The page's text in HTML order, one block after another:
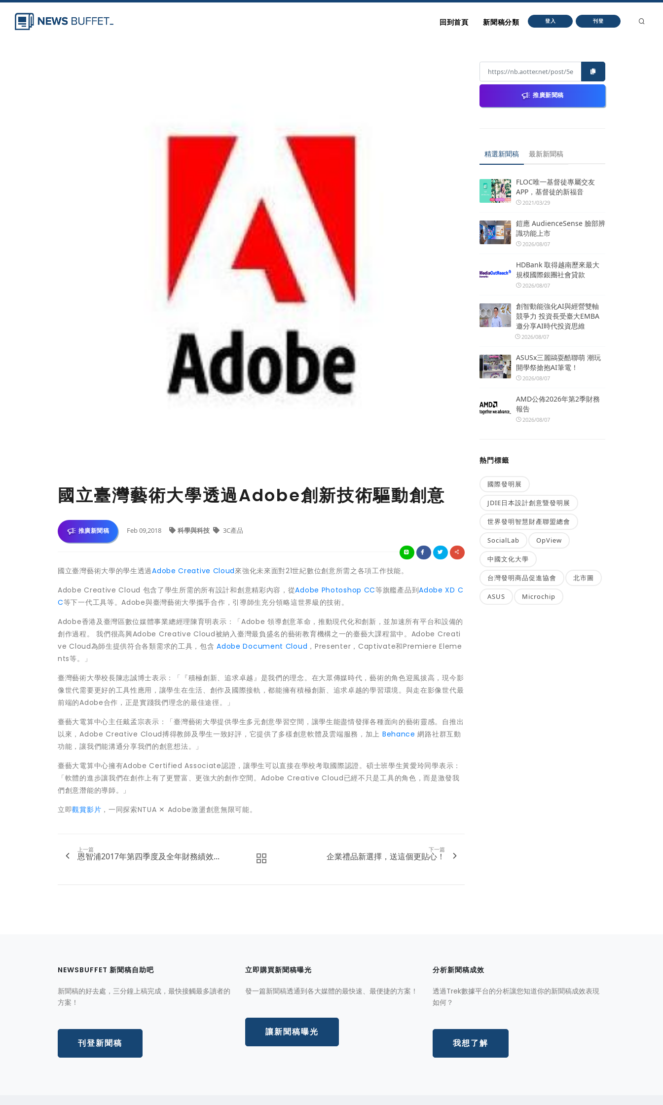
回到首頁 新聞稿分類 登入 刊登
國立臺灣藝術大學透過Adobe創新技術驅動創意
推廣新聞稿 Feb 09,2018 科學與科技 3C產品
國立臺灣藝術大學的學生透過Adobe Creative Cloud來強化未來面對21世紀數位創意所需之各項工作技能。
Adobe Creative Cloud 包含了學生所需的所有設計和創意精彩內容，從Adobe Photoshop CC等旗艦產品到Adobe XD C
C等下一代工具等。Adobe與臺灣藝術大學攜手合作，引導師生充分領略這世界級的技術。
Adobe香港及臺灣區數位媒體事業總經理陳育明表示：「Adobe 領導創意革命，推動現代化和創新，並加速所有平台和設備的
創作過程。 我們很高興Adobe Creative Cloud被納入臺灣最負盛名的藝術教育機構之一的臺藝大課程當中。Adobe Creati
ve Cloud為師生提供符合各類需求的工具，包含Adobe Document Cloud ，Presenter，Captivate和Premiere Eleme
nts等。」
臺灣藝術大學校長陳志誠博士表示：「『積極創新、追求卓越』是我們的理念。在大眾傳媒時代，藝術的角色迎風拔高，現今影
像世代需要更好的工具性應用，讓學生在生活、創作及國際接軌，都能擁有積極創新、追求卓越的學習環境。與走在影像世代最
前端的Adobe合作，正是實踐我們理念的最佳途徑。」
臺藝大電算中心主任戴孟宗表示：「臺灣藝術大學提供學生多元創意學習空間，讓學生能盡情發揮各種面向的藝術靈感。自推出
以來，Adobe Creative Cloud搏得教師及學生一致好評，它提供了多樣創意軟體及雲端服務，加上 Behance 網路社群互動
功能，讓我們能溝通分享我們的創意想法。」
臺藝大電算中心擁有Adobe Certified Associate認證，讓學生可以直接在學校考取國際認證。碩士班學生黃愛玲同學表示：
「軟體的進步讓我們在創作上有了更豐富、更強大的創作空間。Adobe Creative Cloud已經不只是工具的角色，而是激發我
們創意潛能的導師。」
立即觀賞影片 ，一同探索NTUA ✕ Adobe激盪創意無限可能。
上一篇
恩智浦2017年第四季度及全年財務績效...
下一篇
企業禮品新選擇，送這個更貼心！
推廣新聞稿
精選新聞稿 最新新聞稿
FLOC唯一基督徒專屬交友
APP，基督徒的新福音
2021/03/29
鎧應 AudienceSense 臉部辨
識功能上市
2026/08/07
HDBank 取得越南歷來最大
規模國際銀團社會貸款
2026/08/07
創智動能強化AI與經營雙軸
競爭力 投資長受臺大EMBA
邀分享AI時代投資思維
2026/08/07
ASUSx三麗鷗耍酷聯萌 潮玩
開學祭搶抱AI筆電！
2026/08/07
AMD公佈2026年第2季財務
報告
2026/08/07
熱門標籤
國際發明展
JDIE日本設計創意暨發明展
世界發明智慧財產聯盟總會
SocialLab OpView
中國文化大學
台灣發明商品促進協會 北市圖
ASUS Microchip
NEWSBUFFET 新聞稿自助吧
新聞稿的好去處，三分鐘上稿完成，最快接觸最多讀者的
方案！
刊登新聞稿
立即購買新聞稿曝光
發一篇新聞稿透通到各大媒體的最快速、最便捷的方案！
讓新聞稿曝光
分析新聞稿成效
透過Trek數據平台的分析讓您知道你的新聞稿成效表現
如何？
我想了解